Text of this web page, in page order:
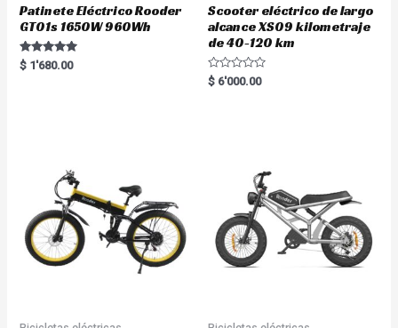
Patinete Eléctrico Rooder
GT01s 1650W 960Wh
Rated
5.00
$ 1'680.00
Scooter eléctrico de largo
alcance XS09 kilometraje
de 40-120 km
R
a
$ 6'000.00